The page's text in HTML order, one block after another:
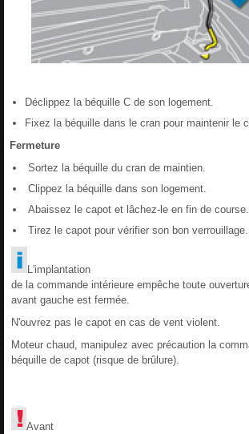
Déclippez la béquille C de son logement.
Fixez la béquille dans le cran pour maintenir le
Fermeture
Sortez la béquille du cran de maintien.
Clippez la béquille dans son logement.
Abaissez le capot et lâchez-le en fin de course.
Tirez le capot pour vérifier son bon verrouillage.
L'implantation
de la commande intérieure empêche toute
avant gauche est fermée.
N'ouvrez pas le capot en cas de vent violent.
Moteur chaud, manipulez avec précaution la
béquille de capot (risque de brûlure).
Avant